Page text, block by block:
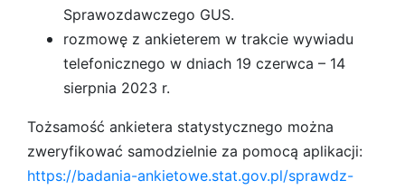
Sprawozdawczego GUS.
rozmowę z ankieterem w trakcie wywiadu
telefonicznego w dniach 19 czerwca – 14
sierpnia 2023 r.
Tożsamość ankietera statystycznego można
zweryfikować samodzielnie za pomocą aplikacji:
https://badania-ankietowe.stat.gov.pl/sprawdz-